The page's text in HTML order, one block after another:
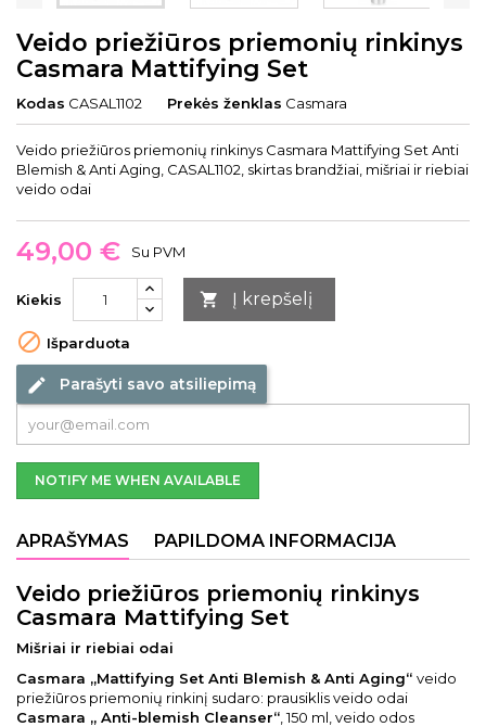
Veido priežiūros priemonių rinkinys
Casmara Mattifying Set
Kodas CASAL1102 Prekės ženklas Casmara
Veido priežiūros priemonių rinkinys Casmara Mattifying Set Anti
Blemish & Anti Aging, CASAL1102, skirtas brandžiai, mišriai ir riebiai
veido odai
49,00 € Su PVM
Kiekis  Į krepšelį
 Išparduota
edit Parašyti savo atsiliepimą
NOTIFY ME WHEN AVAILABLE
APRAŠYMAS PAPILDOMA INFORMACIJA
Veido priežiūros priemonių rinkinys
Casmara Mattifying Set
Mišriai ir riebiai odai
Casmara „Mattifying Set Anti Blemish & Anti Aging“ veido
priežiūros priemonių rinkinį sudaro: prausiklis veido odai
Casmara „ Anti-blemish Cleanser“ , 150 ml, veido odos